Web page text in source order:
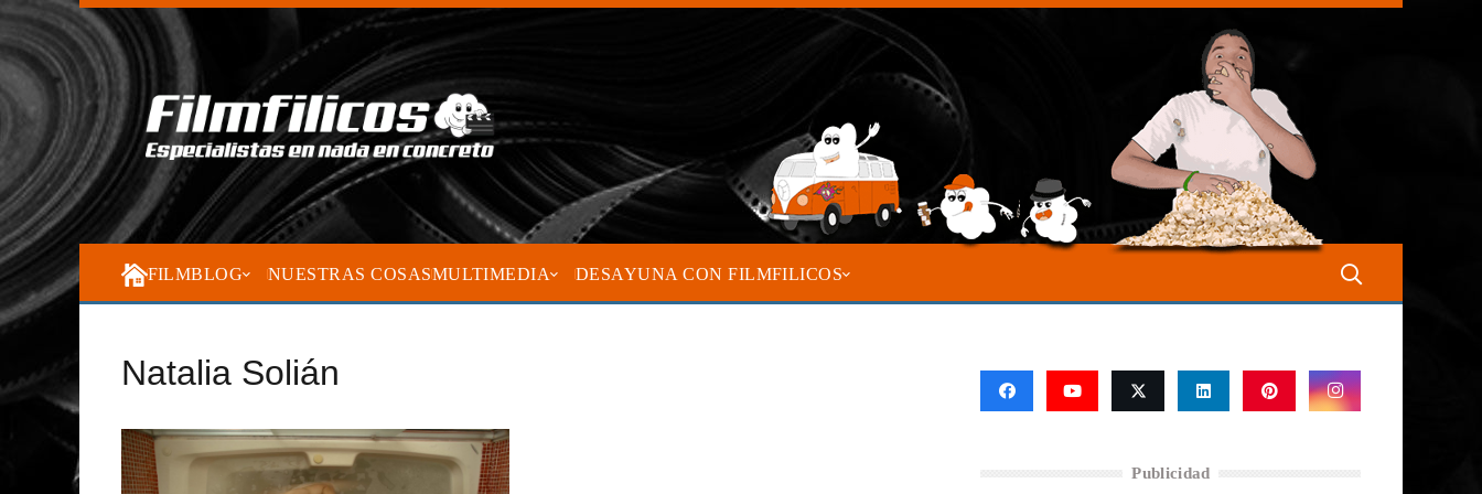
FILMBLOG NUESTRAS COSASMULTIMEDIA DESAYUNA CON FILMFILICOS
Natalia Solián
Publicidad